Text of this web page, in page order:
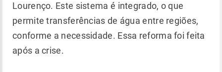
Lourenço. Este sistema é integrado, o que
permite transferências de água entre regiões,
conforme a necessidade. Essa reforma foi feita
após a crise.